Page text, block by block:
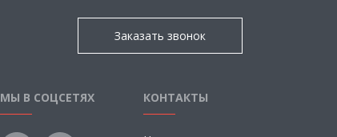
Заказать звонок
МЫ В СОЦСЕТЯХ КОНТАКТЫ